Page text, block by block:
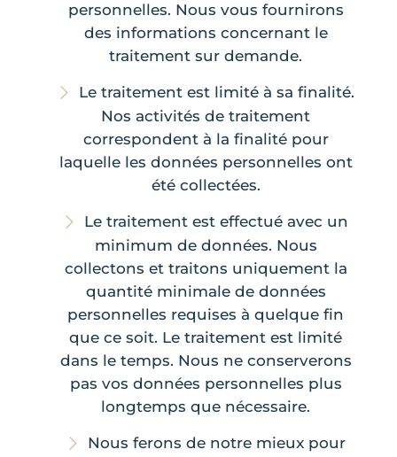
personnelles. Nous vous fournirons
des informations concernant le
traitement sur demande.
Le traitement est limité à sa finalité.
Nos activités de traitement
correspondent à la finalité pour
laquelle les données personnelles ont
été collectées.
Le traitement est effectué avec un
minimum de données. Nous
collectons et traitons uniquement la
quantité minimale de données
personnelles requises à quelque fin
que ce soit. Le traitement est limité
dans le temps. Nous ne conserverons
pas vos données personnelles plus
longtemps que nécessaire.
Nous ferons de notre mieux pour